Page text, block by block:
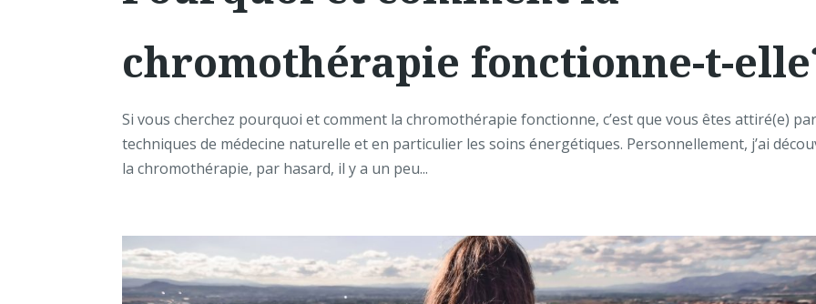
chromothérapie fonctionne-t-
Si vous cherchez pourquoi et comment la chromothérapie fonctionne, c’est que vous êtes attiré(e)
techniques de médecine naturelle et en particulier les soins énergétiques. Personnellement, j’ai
la chromothérapie, par hasard, il y a un peu...